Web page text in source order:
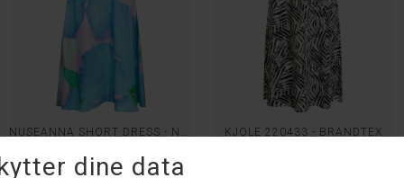
NUSEANNA SHORT DRESS - NÜMPH
DKK 799,95 DKK 399,98
KJOLE 220433 - BRANDTEX